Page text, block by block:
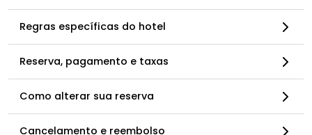
Regras específicas do hotel
Reserva, pagamento e taxas
Como alterar sua reserva
Cancelamento e reembolso